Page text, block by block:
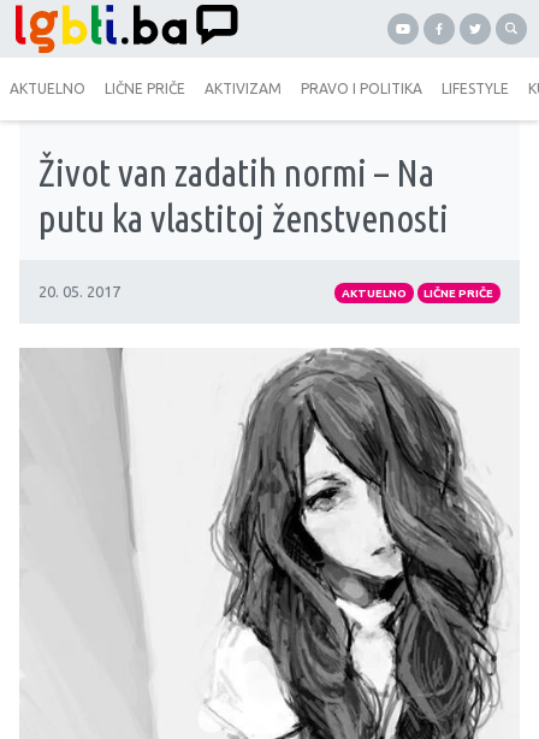
AKTUELNO LIČNE PRIČE AKTIVIZAM PRAVO I POLITIKA LIFESTYLE
Život van zadatih normi – Na
putu ka vlastitoj ženstvenosti
20. 05. 2017 AKTUELNO LIČNE PRIČE